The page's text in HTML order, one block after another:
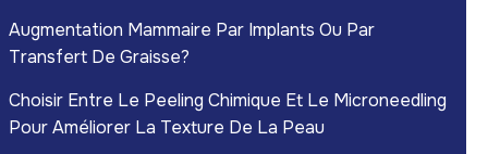
Augmentation Mammaire Par Implants Ou Par
Transfert De Graisse?
Choisir Entre Le Peeling Chimique Et Le Microneedling
Pour Améliorer La Texture De La Peau